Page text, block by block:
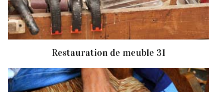
Restauration de meuble 31